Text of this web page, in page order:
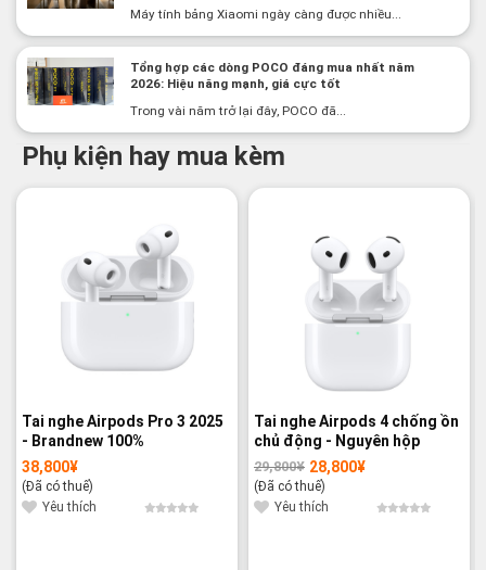
Máy tính bảng Xiaomi ngày càng được nhiều...
Tổng hợp các dòng POCO đáng mua nhất năm
2026: Hiệu năng mạnh, giá cực tốt
Trong vài năm trở lại đây, POCO đã...
Phụ kiện hay mua kèm
Tai nghe Airpods Pro 3 2025
- Brandnew 100%
38,800¥
(Đã có thuế)
Yêu thích
Tai nghe Airpods 4 chống ồn
chủ động - Nguyên hộp
29,800¥
Giá
gốc
là:
29,800¥.
28,800¥
Giá
hiện
tại
là:
28,800¥.
(Đã có thuế)
Yêu thích